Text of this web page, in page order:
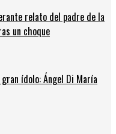
relato del padre de la
un choque
ídolo: Ángel Di María